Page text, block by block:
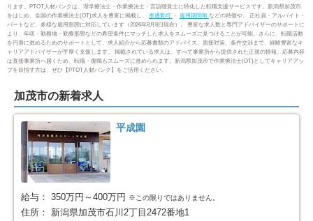
新潟市西蒲区 14 長岡市 26
三条市 10 柏崎市 5
新発田市 17
加茂市 3
見附市 5
燕市 14 糸魚川市
ります。PTOT人材バンクは、理学療法士・作業療法士・言語聴覚士に特化した転職支援サービスです。新潟県加茂市
をはじめ、全国の作業療法士(OT)求人を豊富に掲載し、 車通勤可 ・ 雇用期間無 などの特徴や、 正社員・アルバイト・
パートなど、多様な雇用形態に対応しています（2026年8月8日現在）。 豊富な求人数と専門アドバイザーのサポートに
より、年収・勤務地・勤務形態などの希望条件にマッチした求人をスムーズに見つけることが可能。さらに、転職活動
を円滑に進めるためのサポートとして、求人紹介から応募書類のアドバイス、面接対策、条件交渉まで、経験豊富なキ
ャリアアドバイザーが手厚く支援します。 掲載されている求人は、すべて事業所から提供された正規の情報。応募内容
は直接事業所へ届くため、転職・復職もスムーズに進められます。新潟県加茂市で作業療法士(OT)としてキャリアアッ
プを目指す方は、ぜひ【PTOT人材バンク】をご活用ください。
加茂市の新着求人
平成園
給与： 350万円～400万円 ※この限りではありません。
住所： 新潟県加茂市石川2丁目2472番地1